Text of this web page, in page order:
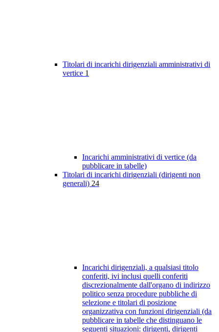
Titolari di incarichi dirigenziali amministrativi di
vertice 1
Incarichi amministrativi di vertice (da
pubblicare in tabelle)
Titolari di incarichi dirigenziali (dirigenti non
generali) 24
Incarichi dirigenziali, a qualsiasi titolo
conferiti, ivi inclusi quelli conferiti
discrezionalmente dall'organo di indirizzo
politico senza procedure pubbliche di
selezione e titolari di posizione
organizzativa con funzioni dirigenziali (da
pubblicare in tabelle che distinguano le
seguenti situazioni: dirigenti, dirigenti